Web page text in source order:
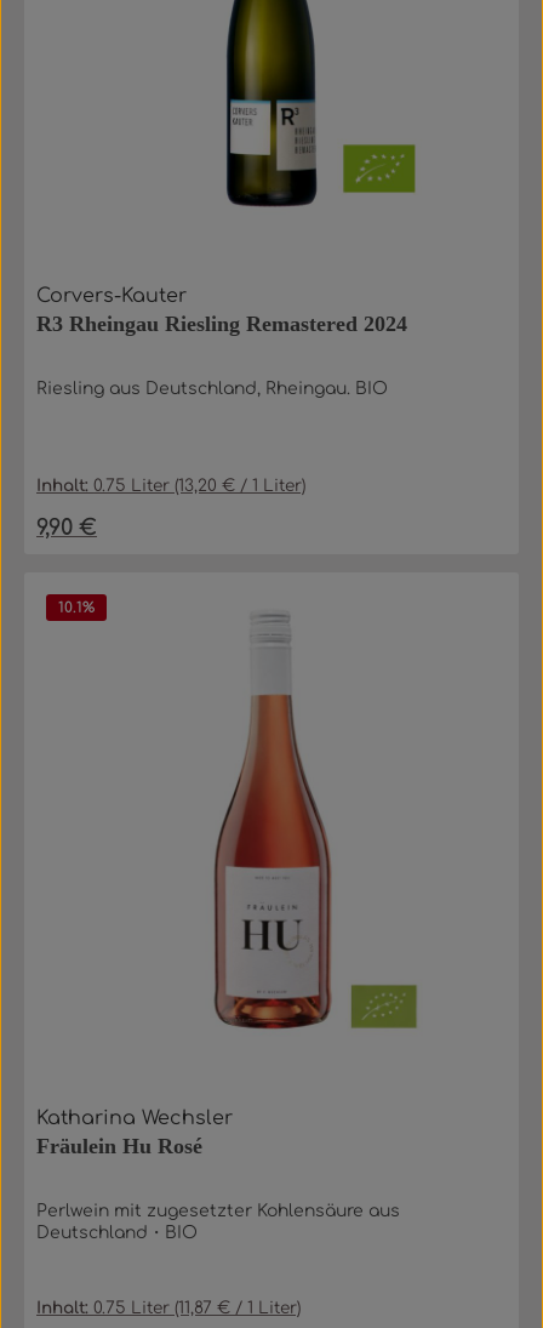
Corvers-Kauter
R3 Rheingau Riesling Remastered 2024
Riesling aus Deutschland, Rheingau. BIO
Inhalt:0.75 Liter (13,20 € / 1 Liter)
Regulärer Preis:
9,90 €
10.1%
Katharina Wechsler
Fräulein Hu Rosé
Perlwein mit zugesetzter Kohlensäure aus
Deutschland・BIO
Inhalt:0.75 Liter (11,87 € / 1 Liter)